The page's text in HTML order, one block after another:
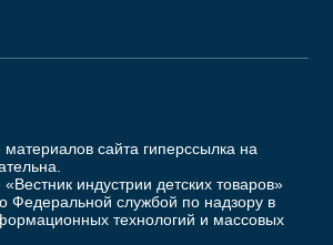
сайта гиперссылка на
индустрии детских товаров»
Федеральной службой по надзору в
технологий и массовых